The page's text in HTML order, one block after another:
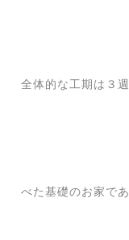
全体的な工期は３
べた基礎のお家で